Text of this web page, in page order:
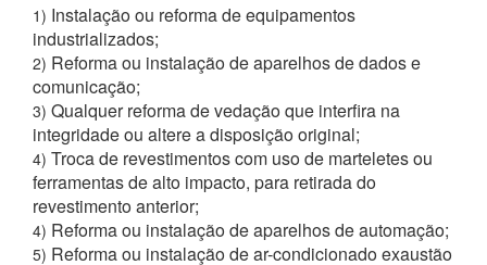
1) Instalação ou reforma de equipamentos
industrializados;
2) Reforma ou instalação de aparelhos de dados e
comunicação;
3) Qualquer reforma de vedação que interfira na
integridade ou altere a disposição original;
4) Troca de revestimentos com uso de marteletes ou
ferramentas de alto impacto, para retirada do
revestimento anterior;
4) Reforma ou instalação de aparelhos de automação;
5) Reforma ou instalação de ar-condicionado exaustão